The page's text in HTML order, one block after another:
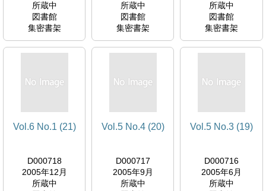
所蔵中
図書館
集密書架
所蔵中
図書館
集密書架
所蔵中
図書館
集密書架
Vol.6 No.1 (21)
D000718
2005年12月
所蔵中
Vol.5 No.4 (20)
D000717
2005年9月
所蔵中
Vol.5 No.3 (19)
D000716
2005年6月
所蔵中